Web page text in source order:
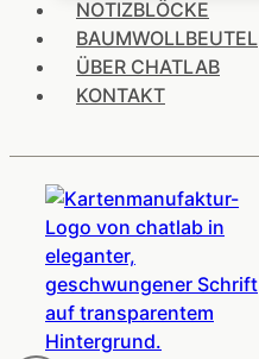
NOTIZBLÖCKE
BAUMWOLLBEUTEL
ÜBER CHATLAB
KONTAKT